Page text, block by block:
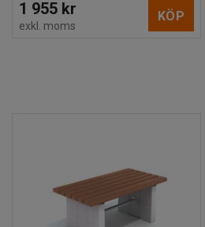
1 955 kr
exkl. moms
KÖP